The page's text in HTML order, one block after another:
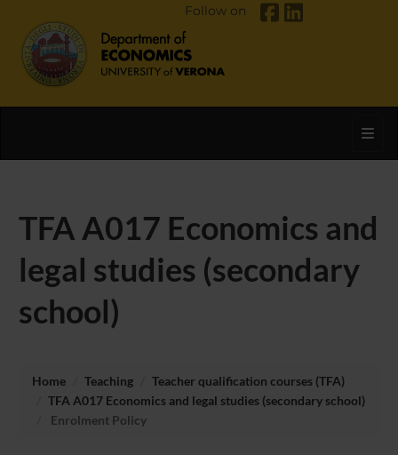
Follow on
TFA A017 Economics and
legal studies (secondary
school)
Home Teaching
Teacher qualification courses (TFA)
TFA A017 Economics and legal studies (secondary school)
Enrolment Policy